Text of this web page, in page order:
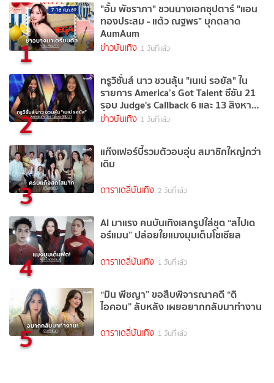
1
"อั้ม พัชราภา" ชวนนางเอกซุปตาร์ "แอน
ทองประสม - แต้ว ณฐพร" บุกตลาด
AumAum
ข่าวบันเทิง 1 วันที่แล้ว
2
ทรูวิชั่นส์ นาว ชวนลุ้น "เนเน่ รอยัล" ใน
รายการ America’s Got Talent ซีซัน 21
รอบ Judge's Callback 6 และ 13 สิงหาคม
นี้
ข่าวบันเทิง 1 วันที่แล้ว
3
แก๊งเฟอร์บี้รวมตัวอบอุ่น สมาชิกใหญ่กว่า
เดิม
ดาราเดลี่บันเทิง 2 วันที่แล้ว
4
AI มาแรง คนบันเทิงเสกรูปใส่ชุด “สไปเด
อร์แมน” ปล่อยใยแมงมุมเต็มโชเชียล
ดาราเดลี่บันเทิง 1 วันที่แล้ว
5
“มิน พีชญา” ขอสืบพิจารณาคดี “ดิ
ไอคอน” ลับหลัง เผยอยากกลับมาทำงาน
ดาราเดลี่บันเทิง 1 วันที่แล้ว